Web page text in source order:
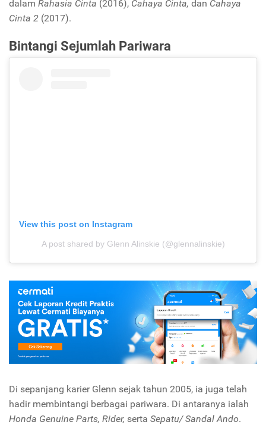
dalam Rahasia Cinta (2016), Cahaya Cinta, dan Cahaya
Cinta 2 (2017).
Bintangi Sejumlah Pariwara
View this post on Instagram
A post shared by Glenn Alinskie (@glennalinskie)
Di sepanjang karier Glenn sejak tahun 2005, ia juga telah
hadir membintangi berbagai pariwara. Di antaranya ialah
Honda Genuine Parts, Rider, serta Sepatu/ Sandal Ando.